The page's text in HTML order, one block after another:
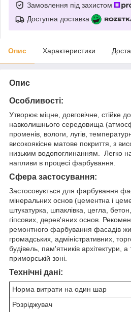
Замовлення під захистом
Доступна доставка
Опис Характеристики
Опис
Особливості:
Утворює міцне, довговічне, стійке
навколишнього середовища
променів, вологи, лугів,
високоякісне матове покриття, з
низьким водопоглинанням. Легко
напливи в процесі фарбування.
Сфера застосування:
Застосовується для фарбування
мінеральних основ (цементна і
штукатурка, шпаклівка, цегла,
гіпсових, дерев'яних основ.
ремонтного фарбування фасадів
громадських, адміністративних,
будівель, пам'ятників архітектури,
приморській зоні.
Технічні дані:
Норма витрати на один шар
Розріджувач